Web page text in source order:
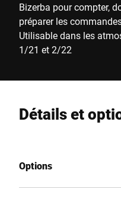
Bizerba pour compter,
préparer les
Utilisable dans les
1/21 et 2/22
Détails et
Options